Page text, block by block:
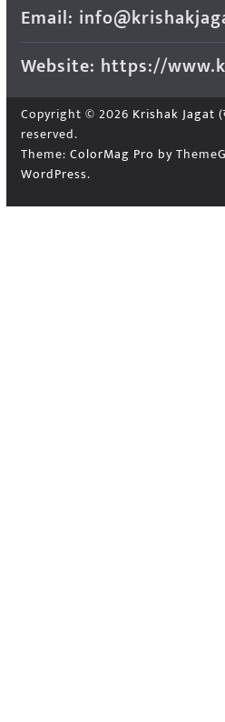
Email:
Website: https://
Copyright © 2026 Krishak Jagat
reserved.
Theme: ColorMag Pro by
WordPress.